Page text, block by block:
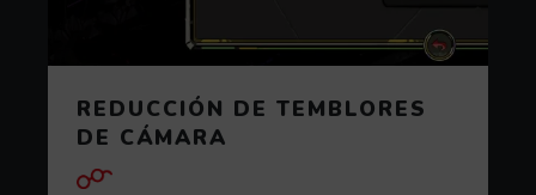
REDUCCIÓN DE TEMBLORES
DE CÁMARA